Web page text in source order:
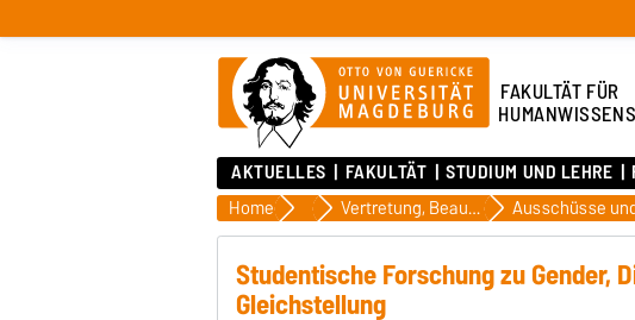
FAKULTÄT FÜR
AKTUELLES FAKULTÄT STUDIUM UND LEHRE
Home Fakultät Vertretung, Beauftragte, Ausschüsse und Kommissionen
Studentische Forschung zu
Gleichstellung